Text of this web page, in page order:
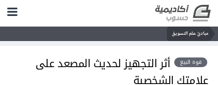
مبادئ علم التسويق
قوة البيع
أثر التجهيز لحديث المصعد على
علامتك الشخصية